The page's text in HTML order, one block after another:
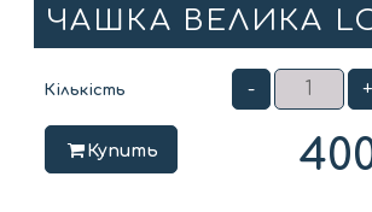
ЧАШКА ВЕЛИКА
Кількість - +
Купить